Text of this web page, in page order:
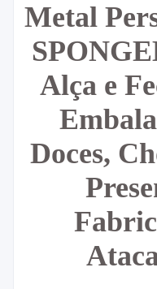
Metal
Alça e
Doces,